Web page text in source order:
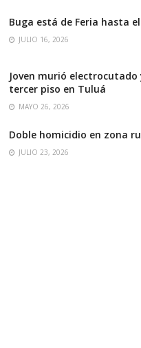
Buga está de Feria hasta
JULIO 16, 2026
Joven murió electrocutado
tercer piso en Tuluá
MAYO 26, 2026
Doble homicidio en zona
JULIO 23, 2026